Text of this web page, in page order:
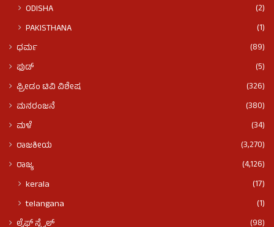
ODISHA
(2)
PAKISTHANA
(1)
ಧರ್ಮ
(89)
ಫುಡ್​​
(5)
ಫ್ರೀಡಂ ಟಿವಿ ವಿಶೇಷ
(326)
ಮನರಂಜನೆ
(380)
ಮಳೆ
(34)
ರಾಜಕೀಯ
(3,270)
ರಾಜ್ಯ
(4,126)
kerala
(17)
telangana
(1)
ಲೈಫ್ ಸ್ಟೈಲ್ (98)